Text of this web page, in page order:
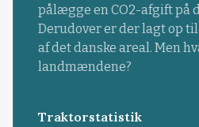
pålægge en CO2-afgift på
Derudover er der lagt op
af det danske areal. Men
landmændene?
Traktorstatistik